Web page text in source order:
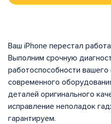
Ваш iPhone перестал
Выполним срочную
работоспособности
современного
деталей оригинального
исправление неполадок
гарантируем.